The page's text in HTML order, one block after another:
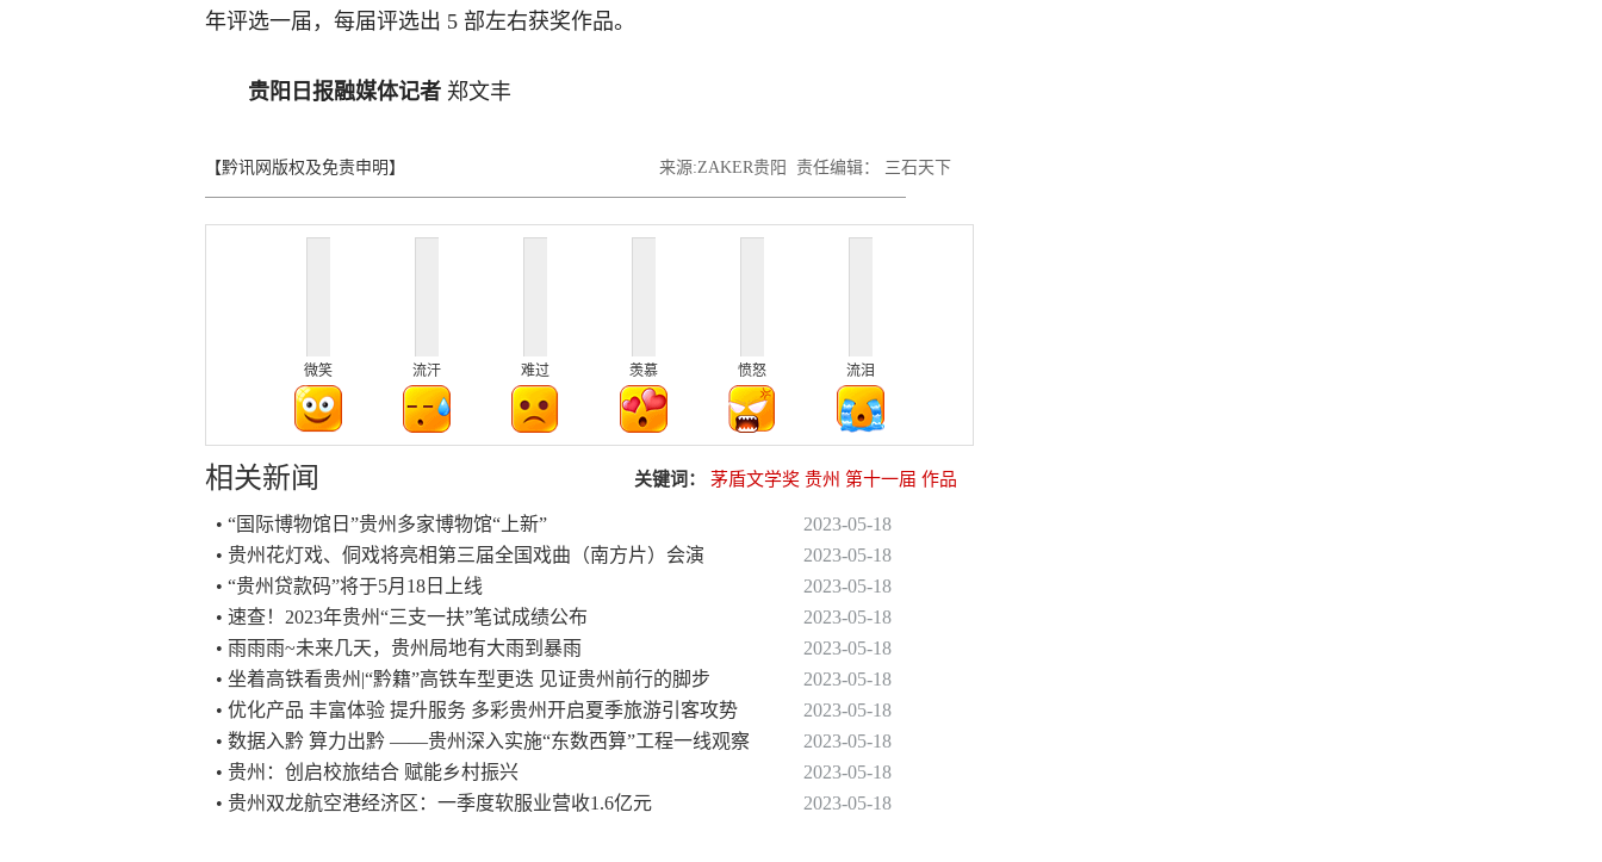
年评选一届，每届评选出 5 部左右获奖作品。
贵阳日报融媒体记者 郑文丰
【黔讯网版权及免责申明】 来源:ZAKER贵阳 责任编辑： 三石天下
微笑 流汗 难过 羡慕 愤怒 流泪
相关新闻 关键词： 茅盾文学奖 贵州 第十一届 作品
• “国际博物馆日”贵州多家博物馆“上新”
2023-05-18
• 贵州花灯戏、侗戏将亮相第三届全国戏曲（南方片）会演
2023-05-18
• “贵州贷款码”将于5月18日上线
2023-05-18
• 速查！2023年贵州“三支一扶”笔试成绩公布
2023-05-18
• 雨雨雨~未来几天，贵州局地有大雨到暴雨
2023-05-18
• 坐着高铁看贵州|“黔籍”高铁车型更迭 见证贵州前行的脚步
2023-05-18
• 优化产品 丰富体验 提升服务 多彩贵州开启夏季旅游引客攻势
2023-05-18
• 数据入黔 算力出黔 ——贵州深入实施“东数西算”工程一线观察
2023-05-18
• 贵州：创启校旅结合 赋能乡村振兴
2023-05-18
• 贵州双龙航空港经济区：一季度软服业营收1.6亿元
2023-05-18